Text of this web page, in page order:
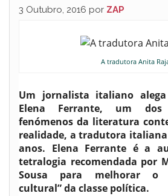
3 Outubro, 2016 por ZAP
A tradutora Anita
Um jornalista italiano
Elena Ferrante, um dos
fenómenos da literatura
realidade, a tradutora italiana
anos. Elena Ferrante é a
tetralogia recomendada por
Sousa para melhorar o
cultural” da classe política.